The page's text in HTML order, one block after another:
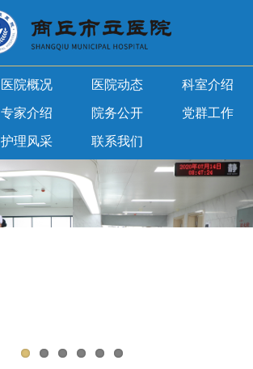
医院概况 医院动态 科室介绍
专家介绍 院务公开 党群工作
护理风采 联系我们